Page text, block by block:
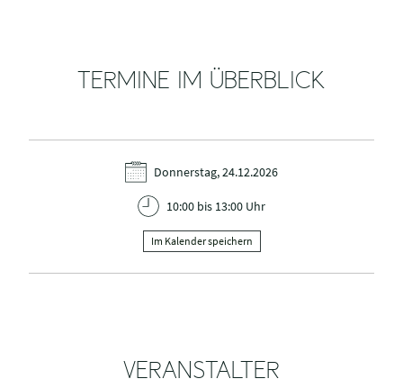
TERMINE IM ÜBERBLICK
Donnerstag, 24.12.2026
10:00 bis 13:00 Uhr
Im Kalender speichern
VERANSTALTER